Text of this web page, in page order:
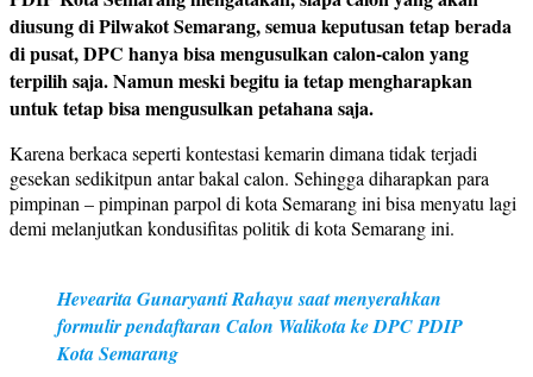
diusung di Pilwakot Semarang, semua keputusan tetap berada
di pusat, DPC hanya bisa mengusulkan calon-calon yang
terpilih saja. Namun meski begitu ia tetap mengharapkan
untuk tetap bisa mengusulkan petahana saja.
Karena berkaca seperti kontestasi kemarin dimana tidak terjadi
gesekan sedikitpun antar bakal calon. Sehingga diharapkan para
pimpinan – pimpinan parpol di kota Semarang ini bisa menyatu lagi
demi melanjutkan kondusifitas politik di kota Semarang ini.
Hevearita Gunaryanti Rahayu saat menyerahkan
formulir pendaftaran Calon Walikota ke DPC PDIP
Kota Semarang